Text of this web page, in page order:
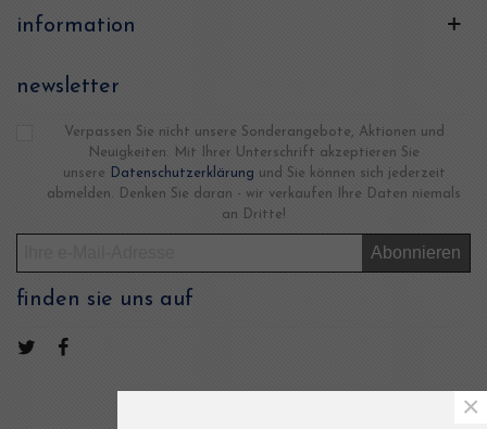
information
newsletter
Verpassen Sie nicht unsere Sonderangebote, Aktionen und
Neuigkeiten. Mit Ihrer Unterschrift akzeptieren Sie
unsere
Datenschutzerklärung und Sie können sich jederzeit
abmelden. Denken Sie daran - wir verkaufen Ihre Daten niemals
an Dritte!
Abonnieren
finden sie uns auf
×